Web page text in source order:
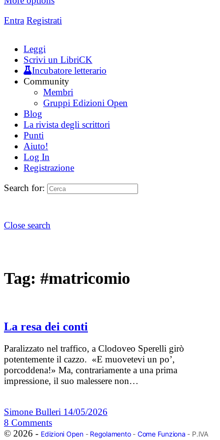
Entra Registrati
Leggi
Scrivi un LibriCK
Incubatore letterario
Community
Membri
Gruppi Edizioni Open
Blog
La rivista degli scrittori
Punti
Aiuto!
Log In
Registrazione
Search for:
Close search
Tag: #matricomio
La resa dei conti
Paralizzato nel traffico, a Clodoveo Sperelli girò
potentemente il cazzo. «E muovetevi un po’,
porcoddena!» Ma, contrariamente a una prima
impressione, il suo malessere non…
Simone Bulleri 14/05/2026
8 Comments
© 2026 - Edizioni Open- Regolamento- Come Funziona - P.IVA